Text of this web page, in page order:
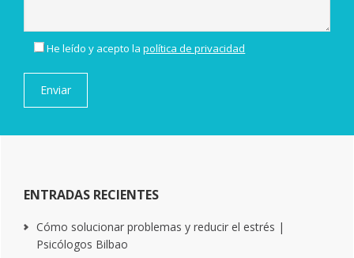
He leído y acepto lapolítica de privacidad
ENTRADAS RECIENTES
Cómo solucionar problemas y reducir el estrés |
Psicólogos Bilbao